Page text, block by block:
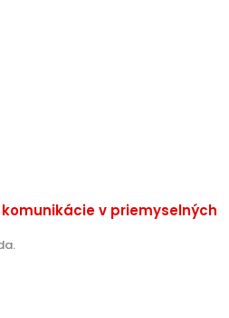
v priemyselných